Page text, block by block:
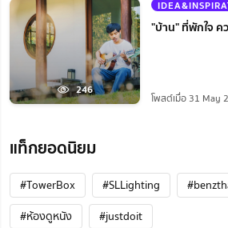
246
"บ้าน" ที่พักใจ ค
โพสต์เมื่อ 31 May
แท็กยอดนิยม
#TowerBox #SLLighting
#ห้องดูหนัง
#justdoit